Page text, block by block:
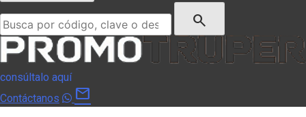
search
consúltalo aquí
Contáctanos
mail